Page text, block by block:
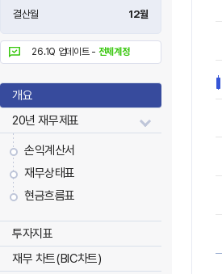
결산월
12월
26.1Q 업데이트 - 전체계정
개요
20년 재무제표
손익계산서
재무상태표
현금흐름표
투자지표
재무 차트(BIC차트)